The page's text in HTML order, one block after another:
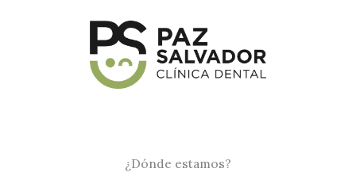
¿Dónde estamos?